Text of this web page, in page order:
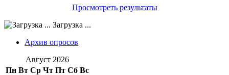
Просмотреть результаты
Загрузка ...
Архив опросов
Август 2026
Пн Вт Ср Чт Пт Сб Вс